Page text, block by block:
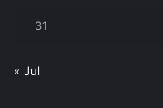
31
« Jul